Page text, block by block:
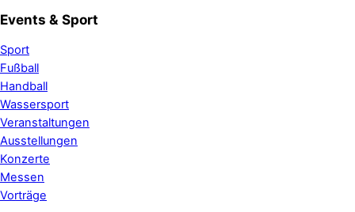
Events & Sport
Sport
Fußball
Handball
Wassersport
Veranstaltungen
Ausstellungen
Konzerte
Messen
Vorträge